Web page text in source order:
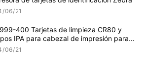
06 21
400 Tarjetas de limpieza CR80 y
IPA para cabezal de impresión para
de tarjetas Zebra P100i
06 21